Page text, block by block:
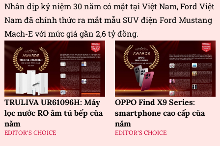
Nhân dịp kỷ niệm 30 năm có mặt tại Việt Nam, Ford Việt
Nam đã chính thức ra mắt mẫu SUV điện Ford Mustang
Mach-E với mức giá gần 2,6 tỷ đồng.
TRULIVA UR61096H: Máy
lọc nước RO âm tủ bếp của
năm
EDITOR'S CHOICE
OPPO Find X9 Series:
smartphone cao cấp của
năm
EDITOR'S CHOICE